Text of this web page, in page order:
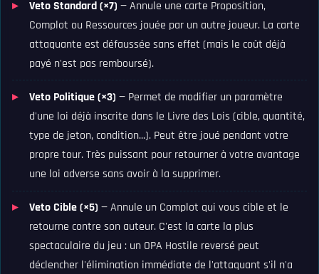
Veto Standard (×7) — Annule une carte Proposition,
Complot ou Ressources jouée par un autre joueur. La carte
attaquante est défaussée sans effet (mais le coût déjà
payé n'est pas remboursé).
Veto Politique (×3) — Permet de modifier un paramètre
d'une loi déjà inscrite dans le Livre des Lois (cible, quantité,
type de jeton, condition...). Peut être joué pendant votre
propre tour. Très puissant pour retourner à votre avantage
une loi adverse sans avoir à la supprimer.
Veto Cible (×5) — Annule un Complot qui vous cible et le
retourne contre son auteur. C'est la carte la plus
spectaculaire du jeu : un OPA Hostile reversé peut
déclencher l'élimination immédiate de l'attaquant s'il n'a